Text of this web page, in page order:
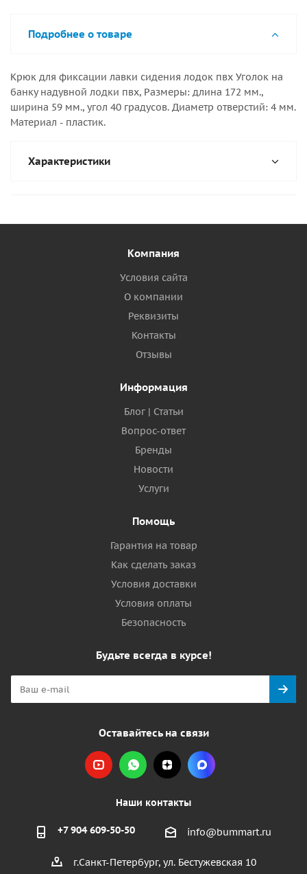
Подробнее о товаре
Крюк для фиксации лавки сидения лодок пвх Уголок на
банку надувной лодки пвх, Размеры: длина 172 мм.,
ширина 59 мм., угол 40 градусов. Диаметр отверстий: 4 мм.
Материал - пластик.
Характеристики
Компания
Условия сайта
О компании
Реквизиты
Контакты
Отзывы
Информация
Блог | Статьи
Вопрос-ответ
Бренды
Новости
Услуги
Помощь
Гарантия на товар
Как сделать заказ
Условия доставки
Условия оплаты
Безопасность
Будьте всегда в курсе!
Оставайтесь на связи
Наши контакты
+7 904 609-50-50 info@bummart.ru
г.Санкт-Петербург, ул. Бестужевская 10